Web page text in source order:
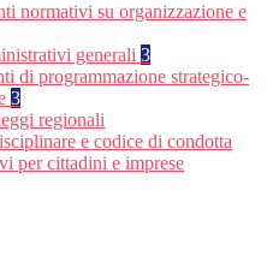
normativi su organizzazione e
generali 3
di programmazione strategico-
3
regionali
e codice di condotta
per cittadini e imprese